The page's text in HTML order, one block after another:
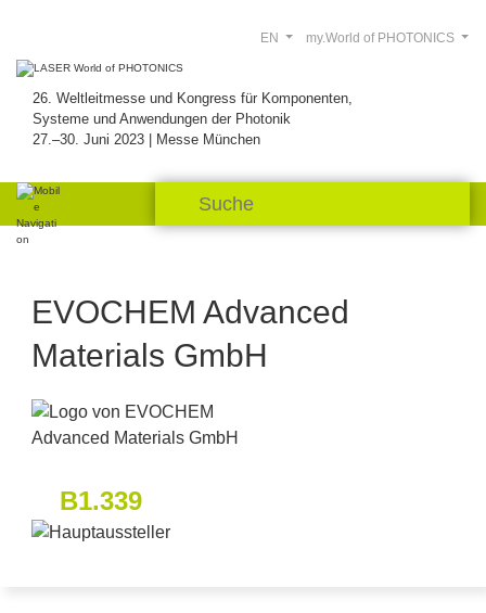
26. Weltleitmesse und Kongress für Komponenten,
Systeme und Anwendungen der Photonik
27.–30. Juni 2023 | Messe München
my.World of PHOTONICS
EN
EVOCHEM Advanced
Materials GmbH
B1.339